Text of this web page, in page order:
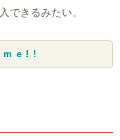
できるみたい。